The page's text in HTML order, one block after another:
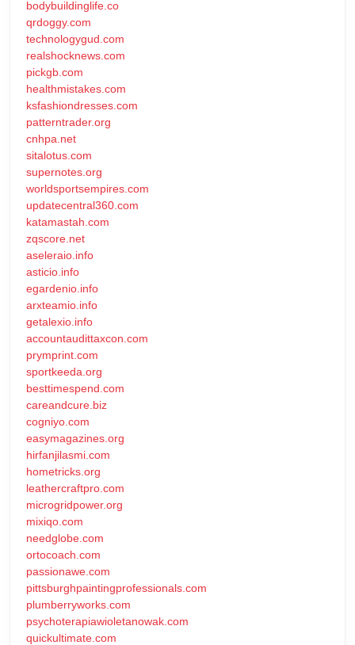
bodybuildinglife.co
qrdoggy.com
technologygud.com
realshocknews.com
pickgb.com
healthmistakes.com
ksfashiondresses.com
patterntrader.org
cnhpa.net
sitalotus.com
supernotes.org
worldsportsempires.com
updatecentral360.com
katamastah.com
zqscore.net
aseleraio.info
asticio.info
egardenio.info
arxteamio.info
getalexio.info
accountaudittaxcon.com
prymprint.com
sportkeeda.org
besttimespend.com
careandcure.biz
cogniyo.com
easymagazines.org
hirfanjilasmi.com
hometricks.org
leathercraftpro.com
microgridpower.org
mixiqo.com
needglobe.com
ortocoach.com
passionawe.com
pittsburghpaintingprofessionals.com
plumberryworks.com
psychoterapiawioletanowak.com
quickultimate.com